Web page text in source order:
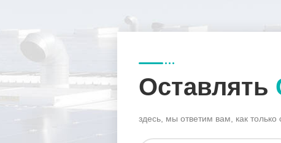
Оставлять
здесь, мы ответим вам, как